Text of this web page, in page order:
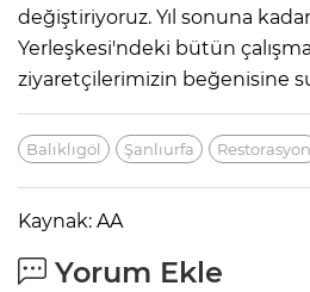
değiştiriyoruz. Yıl sonuna kadar
Yerleşkesi'ndeki bütün
ziyaretçilerimizin beğenisine
Balıklıgöl Şanlıurfa Restorasyon
Kaynak: AA
Yorum Ekle